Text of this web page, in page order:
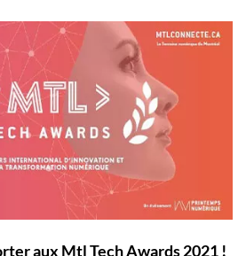
aux Mtl Tech Awards 2021 !